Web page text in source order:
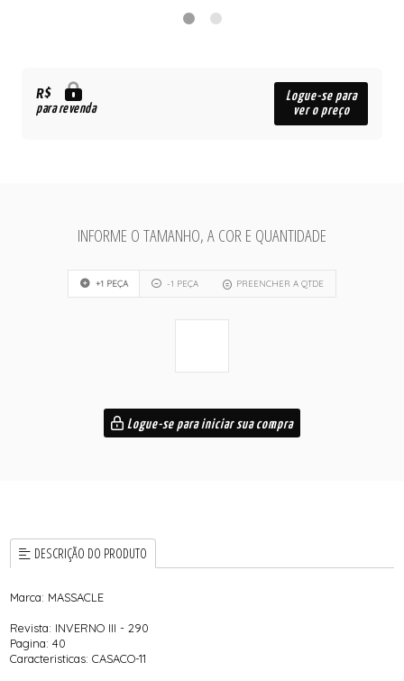
R$
para revenda
Logue-se para
ver o preço
INFORME O TAMANHO, A COR E QUANTIDADE
+1 PEÇA -1 PEÇA PREENCHER A QTDE
Logue-se para iniciar sua compra
DESCRIÇÃO DO PRODUTO
Marca: MASSACLE
Revista: INVERNO III - 290
Pagina: 40
Caracteristicas: CASACO-11